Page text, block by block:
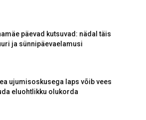
päevad kutsuvad: nädal täis
ja sünnipäevaelamusi
ujumisoskusega laps võib vees
eluohtlikku olukorda